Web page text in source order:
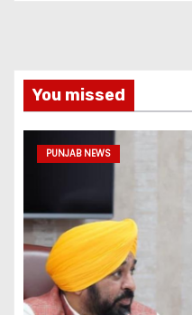
You missed
PUNJAB NEWS